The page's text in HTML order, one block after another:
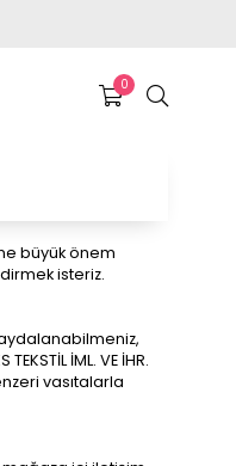
0
büyük önem
isteriz.
İML. VE İHR.
vasıtalarla